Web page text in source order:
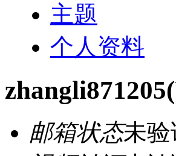
主题
个人资料
zhangli871205
邮箱状态未验